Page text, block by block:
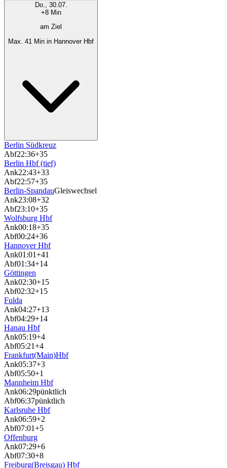
Do., 30.07.
+8 Min
am Ziel
Max. 41 Min in Hannover Hbf
Berlin Südkreuz
Abf22:36+35
Berlin Hbf (tief)
Ank22:43+33
Abf22:57+35
Berlin-SpandauGleiswechsel
Ank23:08+32
Abf23:10+35
Wolfsburg Hbf
Ank00:18+35
Abf00:24+36
Hannover Hbf
Ank01:01+41
Abf01:34+14
Göttingen
Ank02:30+15
Abf02:32+15
Fulda
Ank04:27+13
Abf04:29+14
Hanau Hbf
Ank05:19+4
Abf05:21+4
Frankfurt(Main)Hbf
Ank05:37+3
Abf05:50+1
Mannheim Hbf
Ank06:29pünktlich
Abf06:37pünktlich
Karlsruhe Hbf
Ank06:59+2
Abf07:01+5
Offenburg
Ank07:29+6
Abf07:30+8
Freiburg(Breisgau) Hbf